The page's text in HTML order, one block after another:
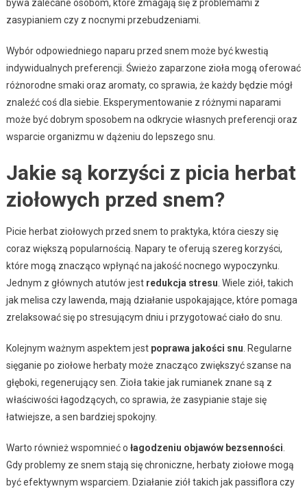
bywa zalecane osobom, które zmagają się z problemami z
zasypianiem czy z nocnymi przebudzeniami.
Wybór odpowiedniego naparu przed snem może być kwestią
indywidualnych preferencji. Świeżo zaparzone zioła mogą oferować
różnorodne smaki oraz aromaty, co sprawia, że każdy będzie mógł
znaleźć coś dla siebie. Eksperymentowanie z różnymi naparami
może być dobrym sposobem na odkrycie własnych preferencji oraz
wsparcie organizmu w dążeniu do lepszego snu.
Jakie są korzyści z picia herbat
ziołowych przed snem?
Picie herbat ziołowych przed snem to praktyka, która cieszy się
coraz większą popularnością. Napary te oferują szereg korzyści,
które mogą znacząco wpłynąć na jakość nocnego wypoczynku.
Jednym z głównych atutów jest redukcja stresu . Wiele ziół, takich
jak melisa czy lawenda, mają działanie uspokajające, które pomaga
zrelaksować się po stresującym dniu i przygotować ciało do snu.
Kolejnym ważnym aspektem jest poprawa jakości snu . Regularne
sięganie po ziołowe herbaty może znacząco zwiększyć szanse na
głęboki, regenerujący sen. Zioła takie jak rumianek znane są z
właściwości łagodzących, co sprawia, że zasypianie staje się
łatwiejsze, a sen bardziej spokojny.
Warto również wspomnieć o łagodzeniu objawów bezsenności
Gdy problemy ze snem stają się chroniczne, herbaty ziołowe mogą
być efektywnym wsparciem. Działanie ziół takich jak passiflora czy